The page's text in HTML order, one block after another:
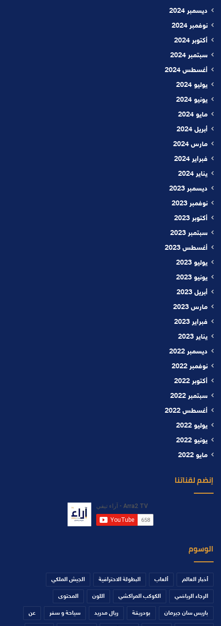
ديسمبر 2024
نوفمبر 2024
أكتوبر 2024
سبتمبر 2024
أغسطس 2024
يوليو 2024
يونيو 2024
مايو 2024
أبريل 2024
مارس 2024
فبراير 2024
يناير 2024
ديسمبر 2023
نوفمبر 2023
أكتوبر 2023
سبتمبر 2023
أغسطس 2023
يوليو 2023
يونيو 2023
أبريل 2023
مارس 2023
فبراير 2023
يناير 2023
ديسمبر 2022
نوفمبر 2022
أكتوبر 2022
سبتمبر 2022
أغسطس 2022
يوليو 2022
يونيو 2022
مايو 2022
إنضم لقناتنا
الوسوم
أخبار العالم ألعاب البطولة الاحترافية الجيش الملكي
الرجاء الرياضي الكوكب المراكشي اللون المحتوى
باريس سان جيرمان بودريقة ريال مدريد سياحة و سفر عن